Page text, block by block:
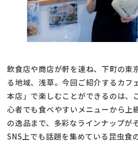
飲食店や商店が軒を連ね、下町の東
る地域、浅草。今回ご紹介するカフ
本店」で楽しむことができるのは、
心者でも食べやすいメニューから上
の逸品まで、多彩なラインナップが
SNS上でも話題を集めている昆虫食